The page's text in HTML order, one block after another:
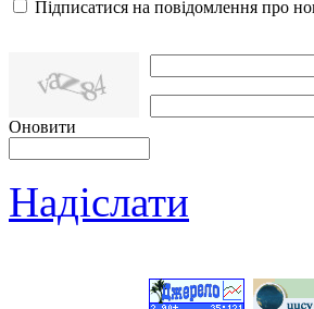
Підписатися на повідомлення про
Оновити
Надіслати